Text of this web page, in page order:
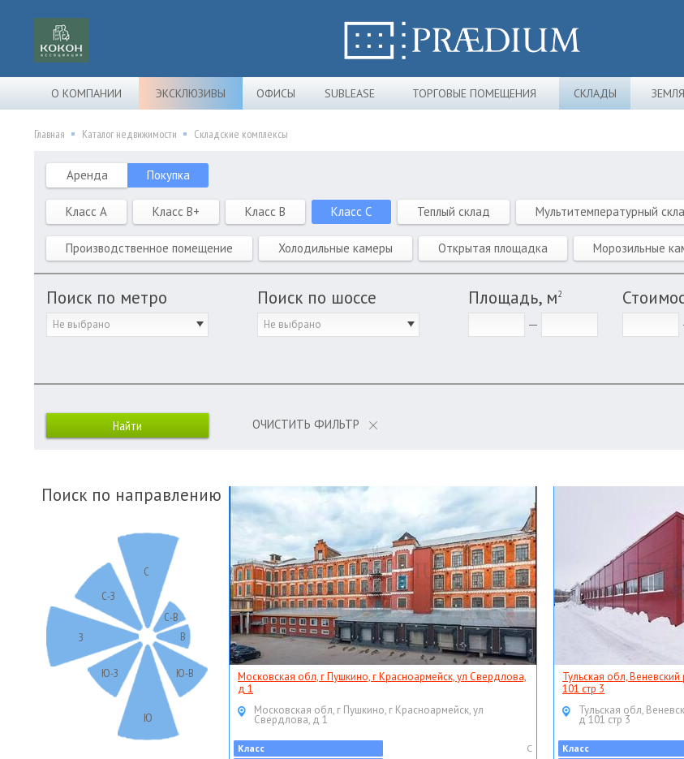
О КОМПАНИИ ЭКСКЛЮЗИВЫ ОФИСЫ SUBLEASE ТОРГОВЫЕ ПОМЕЩЕНИЯ СКЛАДЫ
Главная Каталог недвижимости Складские комплексы
Аренда Покупка
Класс A Класс B+ Класс B Класс C Теплый склад Мультитемпературный
Производственное помещение Холодильные камеры Открытая площадка Морозильные
Поиск по метро
Не выбрано
Поиск по шоссе
Не выбрано
Площадь, м2
ОЧИСТИТЬ ФИЛЬТР
Поиск по направлению
С
С-В
В
Ю-В
Ю
Ю-З
З
С-З
Московская обл, г Пушкино, г Красноармейск, ул Свердлова,
д 1
Московская обл, г Пушкино, г Красноармейск, ул
Свердлова, д 1
Класс
C
Тульская обл,
101 стр 3
Тульская обл,
д 101 стр 3
Класс